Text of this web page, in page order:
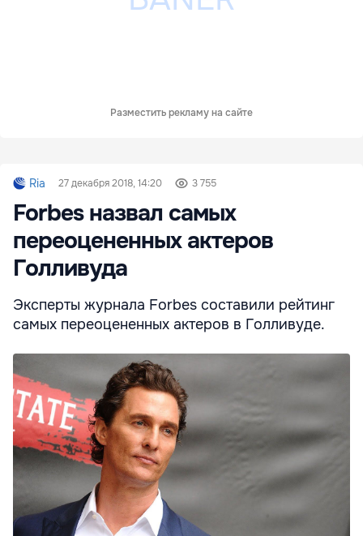
Разместить рекламу на сайте
Ria 27 декабря 2018, 14:20 3 755
Forbes назвал самых
переоцененных актеров
Голливуда
Эксперты журнала Forbes составили рейтинг
самых переоцененных актеров в Голливуде.